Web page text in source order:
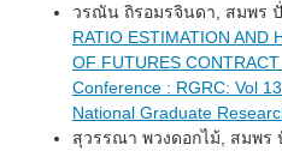
วรณัน ถิรอมรจินดา, สมพร
RATIO ESTIMATION AND
OF FUTURES CONTRACT
Conference : RGRC: Vol
National Graduate
สุวรรณา พวงดอกไม้, สมพร